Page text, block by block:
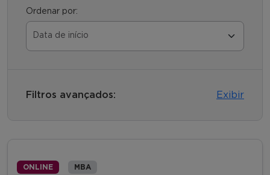
Ordenar por:
Filtros avançados: Exibir
ONLINE MBA